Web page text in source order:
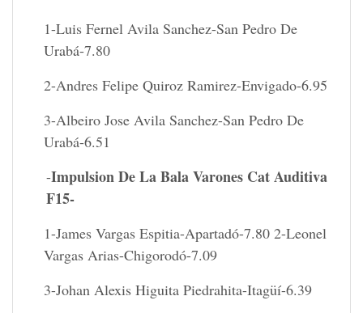
1-Luis Fernel Avila Sanchez-San Pedro De
Urabá-7.80
2-Andres Felipe Quiroz Ramirez-Envigado-6.95
3-Albeiro Jose Avila Sanchez-San Pedro De
Urabá-6.51
-Impulsion De La Bala Varones Cat Auditiva
F15-
1-James Vargas Espitia-Apartadó-7.80 2-Leonel
Vargas Arias-Chigorodó-7.09
3-Johan Alexis Higuita Piedrahita-Itagüí-6.39